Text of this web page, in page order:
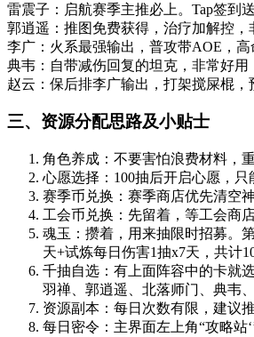
雷震子 ：启航赛季主推必上。Tap签到
郭逍遥 ：推图免费获得，治疗加解控，
李广 ：火系最强输出，普攻带AOE，高
典韦 ：自带减伤回复的坦克，非常好
赵云 ：保后排李广输出，打架搅屎棍
三、资源分配思路及小贴士
角色养成： 不要害怕浪费材料，
心愿选择： 100抽后开启心愿，只
赛季币兑换： 赛季商店优先清空
工会币兑换： 先留着，等工会商
魂玉： 攒着，用来抽限时招募。
天+试炼每日伤害1抽x7天，共计
千抽自选： 有上面阵容中的卡就
羽禅、郭逍遥、北落师门、典韦
资源副本： 每日次数有限 ， 建议
每日密令： 主界面左上角“攻略站